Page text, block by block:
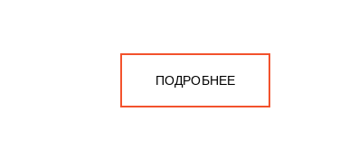
ПОДРОБНЕЕ